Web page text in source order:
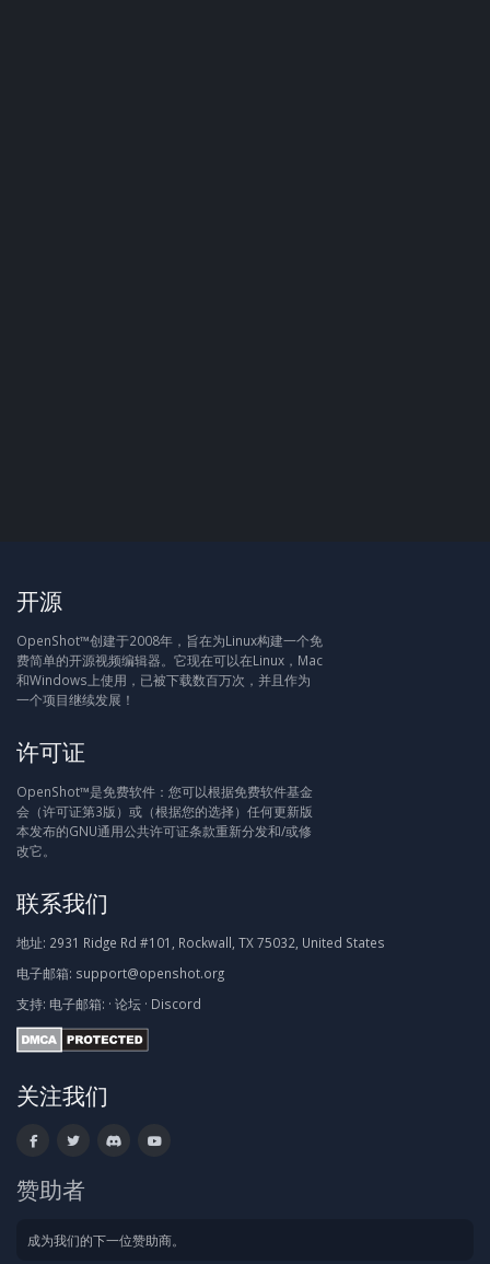
开源
OpenShot™创建于2008年，旨在为Linux构建一个免
费简单的开源视频编辑器。它现在可以在Linux，Mac
和Windows上使用，已被下载数百万次，并且作为
一个项目继续发展！
许可证
OpenShot™是免费软件：您可以根据免费软件基金
会（许可证第3版）或（根据您的选择）任何更新版
本发布的GNU通用公共许可证条款重新分发和/或修
改它。
联系我们
地址: 2931 Ridge Rd #101, Rockwall, TX 75032, United States
电子邮箱: support@openshot.org
支持: 电子邮箱: · 论坛 · Discord
关注我们
赞助者
成为我们的下一位赞助商。